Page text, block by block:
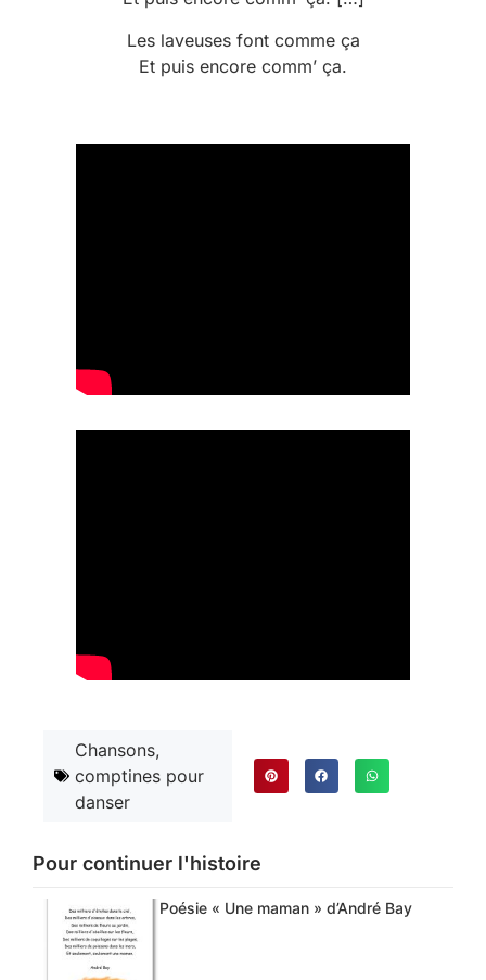
Les laveuses font comme ça
Et puis encore comm’ ça.
Chansons,
comptines pour
danser
Pour continuer l'histoire
Poésie « Une maman » d’André Bay